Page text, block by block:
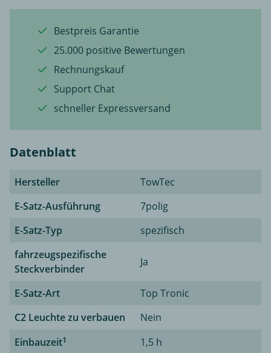
Bestpreis Garantie
25.000 positive Bewertungen
Rechnungskauf
Support Chat
schneller Expressversand
Datenblatt
Hersteller
TowTec
E-Satz-Ausführung
7polig
E-Satz-Typ
spezifisch
fahrzeugspezifische
Steckverbinder
Ja
E-Satz-Art
Top Tronic
C2 Leuchte zu verbauen
Nein
Einbauzeit1
1,5 h